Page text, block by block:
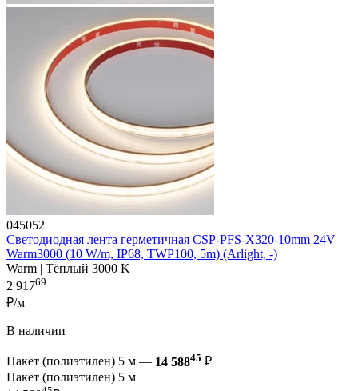
045052
Светодиодная лента герметичная CSP-PFS-X320-10mm 24V
Warm3000 (10 W/m, IP68, TWP100, 5m) (Arlight, -)
Warm | Тёплый 3000 K
2 91769
₽/м
В наличии
Пакет (полиэтилен) 5 м — 14 58845 ₽
Пакет (полиэтилен) 5 м